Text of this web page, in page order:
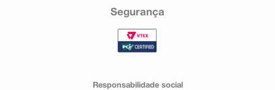
Segurança
Responsabilidade social